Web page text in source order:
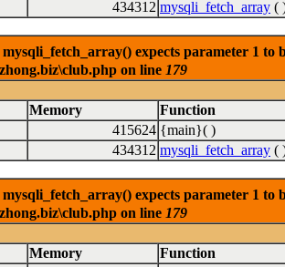
434312 mysqli_fetch_array (
expects parameter 1 to
on line 179
Memory
Function
415624 {main}( )
434312 mysqli_fetch_array (
expects parameter 1 to
on line 179
Memory
Function